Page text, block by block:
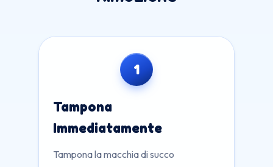
1
Tampona
Immediatamente
Tampona la macchia di succo